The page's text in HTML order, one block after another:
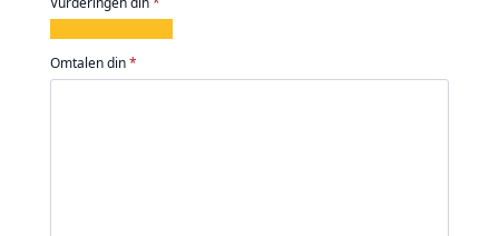
av
5
av
5
av
5
av
5 5
Omtalen din*